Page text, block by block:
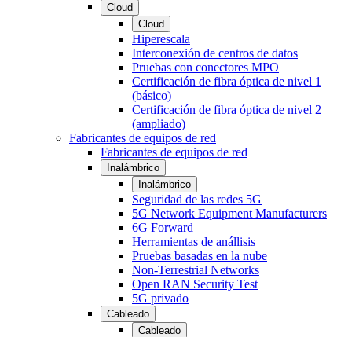
Cloud
Cloud
Hiperescala
Interconexión de centros de datos
Pruebas con conectores MPO
Certificación de fibra óptica de nivel 1
(básico)
Certificación de fibra óptica de nivel 2
(ampliado)
Fabricantes de equipos de red
Fabricantes de equipos de red
Inalámbrico
Inalámbrico
Seguridad de las redes 5G
5G Network Equipment Manufacturers
6G Forward
Herramientas de anállisis
Pruebas basadas en la nube
Non-Terrestrial Networks
Open RAN Security Test
5G privado
Cableado
Cableado